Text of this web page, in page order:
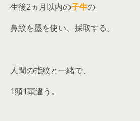
生後2ヵ月以内の子牛の
鼻紋を墨を使い、採取する。
人間の指紋と一緒で、
1頭1頭違う。